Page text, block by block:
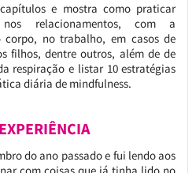
e mostra como praticar
relacionamentos, com a
no trabalho, em casos de
filhos, dentre outros, além de de
respiração e listar 10 estratégias
diária de mindfulness.
do ano passado e fui lendo aos